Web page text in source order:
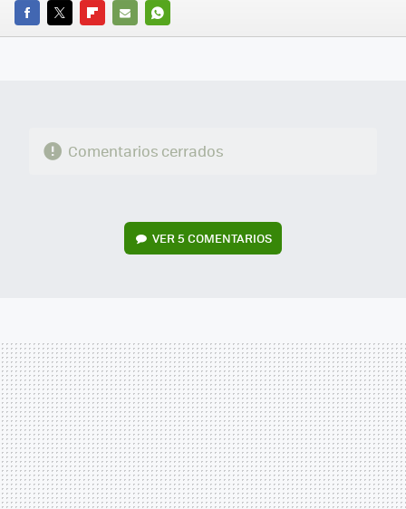
FACEBOOK
TWITTERFLIPBOARD
E-
WHATSAPP
Comentarios cerrados
VER 5 COMENTARIOS